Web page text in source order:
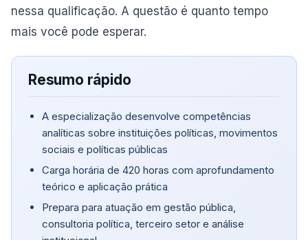
nessa qualificação. A questão é quanto tempo
mais você pode esperar.
Resumo rápido
A especialização desenvolve competências
analíticas sobre instituições políticas, movimentos
sociais e políticas públicas
Carga horária de 420 horas com aprofundamento
teórico e aplicação prática
Prepara para atuação em gestão pública,
consultoria política, terceiro setor e análise